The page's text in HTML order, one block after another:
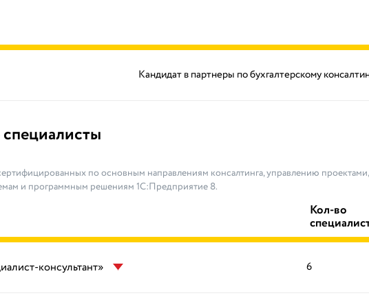
Кандидат в партнеры по бухгалтерскому
по основным направлениям консалтинга, управлению
и программным решениям 1С:Предприятие 8.
Кол-во
консультант» 6